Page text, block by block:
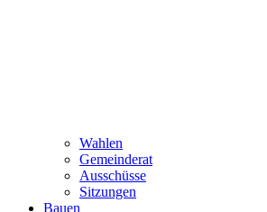
Wahlen
Gemeinderat
Ausschüsse
Sitzungen
Bauen